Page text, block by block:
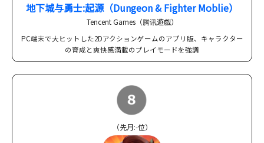
地下城与勇士:起源（Dungeon & Fighter Moblie）
Tencent Games（腾讯遊戯）
PC端末で大ヒットした2Dアクションゲームのアプリ版、キャラクター
の育成と爽快感満載のプレイモードを強調
（先月:-位）